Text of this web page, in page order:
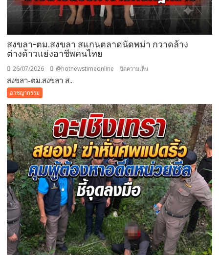
สงขลา-ตม.สงขลา สแกนตลาดนัดพม่า กวาดล้าง
ต่างด้าวแย่งอาชีพคนไทย
26/07/2026 @hotnewstimeonline ปิดความเห็น
ตลาด
นัด
พม่า
กวาดล้าง
ต่างด้าว
แย่ง
อาชีพ
คน
ไทย
สงขลา-ตม.สงขลา ส...
อาชญากรรม